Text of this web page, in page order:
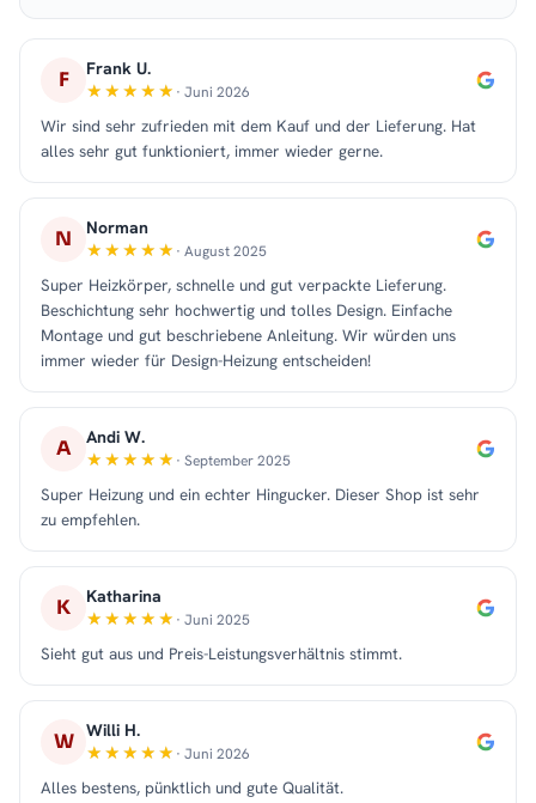
F Frank U.
· Juni 2026
Wir sind sehr zufrieden mit dem Kauf und der Lieferung. Hat
alles sehr gut funktioniert, immer wieder gerne.
N Norman
· August 2025
Super Heizkörper, schnelle und gut verpackte Lieferung.
Beschichtung sehr hochwertig und tolles Design. Einfache
Montage und gut beschriebene Anleitung. Wir würden uns
immer wieder für Design-Heizung entscheiden!
A Andi W.
· September 2025
Super Heizung und ein echter Hingucker. Dieser Shop ist sehr
zu empfehlen.
K Katharina
· Juni 2025
Sieht gut aus und Preis-Leistungsverhältnis stimmt.
W Willi H.
· Juni 2026
Alles bestens, pünktlich und gute Qualität.